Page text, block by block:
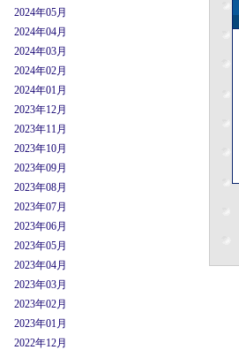
2024年05月
2024年04月
2024年03月
2024年02月
2024年01月
2023年12月
2023年11月
2023年10月
2023年09月
2023年08月
2023年07月
2023年06月
2023年05月
2023年04月
2023年03月
2023年02月
2023年01月
2022年12月